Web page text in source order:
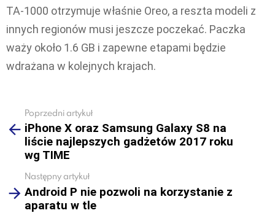
TA-1000 otrzymuje właśnie Oreo, a reszta modeli z
innych regionów musi jeszcze poczekać. Paczka
waży około 1.6 GB i zapewne etapami będzie
wdrażana w kolejnych krajach.
more
Poprzedni artykuł
iPhone X oraz Samsung Galaxy S8 na
liście najlepszych gadżetów 2017 roku
wg TIME
Następny artykuł
Android P nie pozwoli na korzystanie z
aparatu w tle